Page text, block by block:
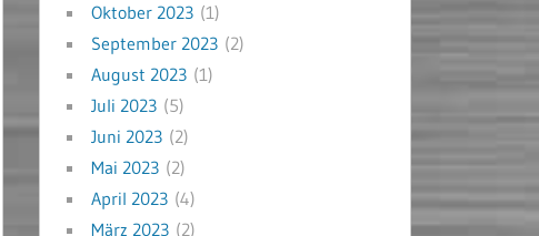
Oktober 2023 (1)
September 2023 (2)
August 2023 (1)
Juli 2023 (5)
Juni 2023 (2)
Mai 2023 (2)
April 2023 (4)
März 2023 (2)